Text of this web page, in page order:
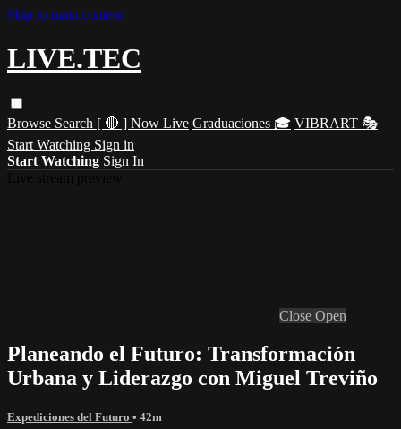
Skip to main content
LIVE.TEC
Browse Search [ 🔴 ] Now Live Graduaciones 🎓 VIBRART 🎭
Start Watching Sign in
Start Watching Sign In
Close Open
Planeando el Futuro: Transformación
Urbana y Liderazgo con Miguel Treviño
Expediciones del Futuro • 42m